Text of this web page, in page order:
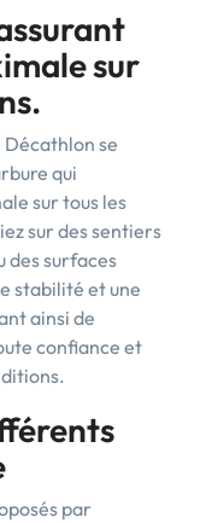
sur
Décathlon se
qui
sur tous les
sur des sentiers
des surfaces
stabilité et une
ainsi de
confiance et
par